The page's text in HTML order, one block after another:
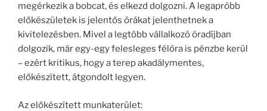
megérkezik a bobcat, és elkezd dolgozni. A legapróbb
előkészületek is jelentős órákat jelenthetnek a
kivitelezésben. Mivel a legtöbb vállalkozó óradíjban
dolgozik, már egy-egy felesleges félóra is pénzbe kerül
– ezért kritikus, hogy a terep akadálymentes,
előkészített, átgondolt legyen.
Az előkészített munkaterület: